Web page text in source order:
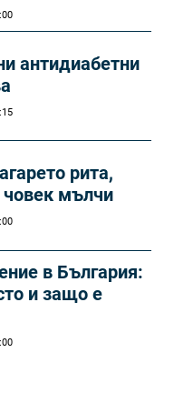
антидиабетни
рита,
мълчи
в България:
и защо е